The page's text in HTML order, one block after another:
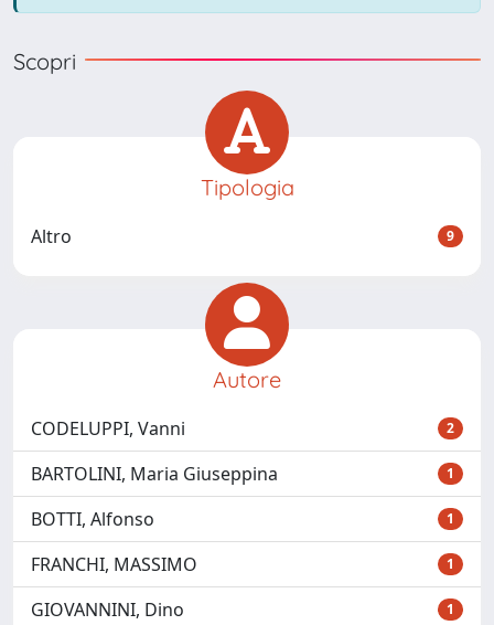
Scopri
Tipologia
Altro 9
Autore
CODELUPPI, Vanni 2
BARTOLINI, Maria Giuseppina 1
BOTTI, Alfonso 1
FRANCHI, MASSIMO 1
GIOVANNINI, Dino 1